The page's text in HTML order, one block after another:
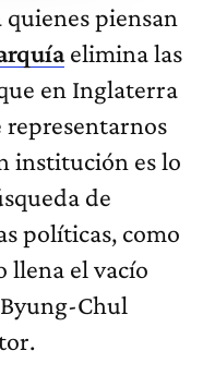
piensan
elimina las
en Inglaterra
representarnos
institución es lo
de
políticas, como
llena el vacío
Chul